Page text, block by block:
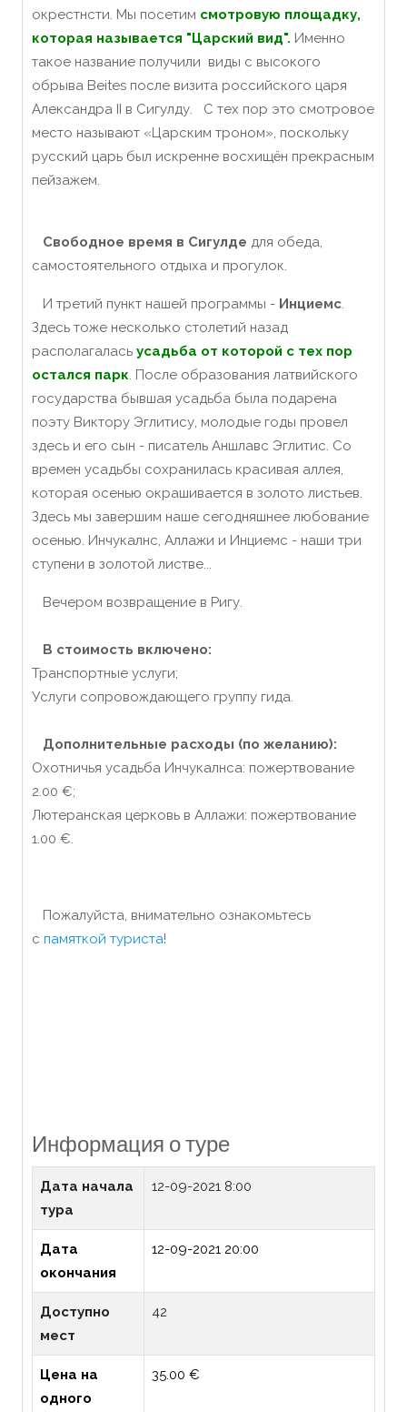
окрестнсти. Мы посетим смотровую площадку,
которая называется "Царский вид". Именно
такое название получили виды с высокого
обрыва Beites после визита российского царя
Александра II в Сигулду. С тех пор это смотровое
место называют «Царским троном», поскольку
русский царь был искренне восхищён прекрасным
пейзажем.
Свободное время в Сигулде для обеда,
самостоятельного отдыха и прогулок.
И третий пункт нашей программы - Инциемс.
Здесь тоже несколько столетий назад
располагалась усадьба от которой с тех пор
остался парк. После образования латвийского
государства бывшая усадьба была подарена
поэту Виктору Эглитису, молодые годы провел
здесь и его сын - писатель Аншлавс Эглитис. Со
времен усадьбы сохранилась красивая аллея,
которая осенью окрашивается в золото листьев.
Здесь мы завершим наше сегодняшнее любование
осенью. Инчукалнс, Аллажи и Инциемс - наши три
ступени в золотой листве...
Вечером возвращение в Ригу.
В стоимость включено:
Транспортные услуги;
Услуги сопровождающего группу гида.
Дополнительные расходы (по желанию):
Охотничья усадьба Инчукалнса: пожертвование
2.00 €;
Лютеранская церковь в Аллажи: пожертвование
1.00 €.
Пожалуйста, внимательно ознакомьтесь
с памяткой туриста!
Информация о туре
Дата начала
тура
12-09-2021 8:00
Дата
окончания
12-09-2021 20:00
Доступно
мест
42
Цена на
одного
35.00 €